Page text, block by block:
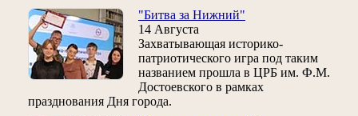
"Битва за Нижний"
14 Августа
Захватывающая историко-
патриотического игра под таким
названием прошла в ЦРБ им. Ф.М.
Достоевского в рамках
празднования Дня города.